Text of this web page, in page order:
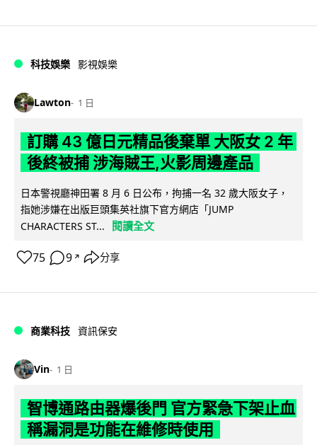
科技娛樂 影視娛樂
Lawton 1 日
訂購 43 億日元精品後棄單 大阪女 2 年
後終被捕 涉海賊王,火影周邊產品
日本警視廳神田署 8 月 6 日公布，拘捕一名 32 歲大阪女子，
指她涉嫌在出版巨頭集英社旗下官方網店「JUMP
CHARACTERS ST...
閱讀全文
75 9 ↗ 分享
商業科技 資訊保安
Vin 1 日
智博通路由器爆後門 官方緊急下架止血
稱漏洞是功能在維修時使用